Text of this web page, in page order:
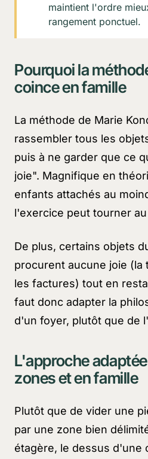
maintient l'ordre
rangement ponctuel.
Pourquoi la
coince en famille
La méthode de Marie
rassembler tous les
puis à ne garder que ce
joie". Magnifique en
enfants attachés au
l'exercice peut tourner
De plus, certains objets
procurent aucune joie (la
les factures) tout en
faut donc adapter la
d'un foyer, plutôt que de
L'approche
zones et en famille
Plutôt que de vider une
par une zone bien
étagère, le dessus d'une